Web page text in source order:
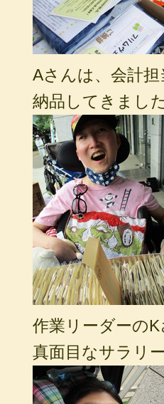
Aさんは、会計
納品してきまし
作業リーダーの
真面目なサラリ